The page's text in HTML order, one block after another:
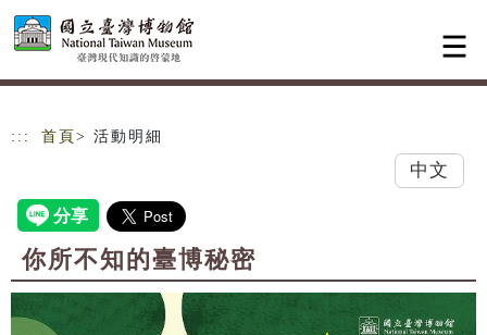
跳到主要內容
網站導覽
::: 首頁 > 活動明細
中文
你所不知的臺博秘密